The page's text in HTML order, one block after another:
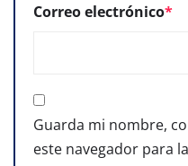
Correo electrónico*
Guarda mi nombre,
este navegador para